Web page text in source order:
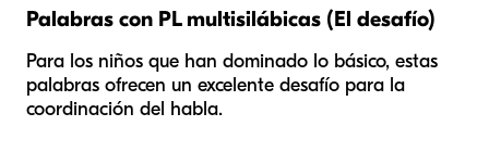
Palabras con PL multisilábicas (El desafío)
Para los niños que han dominado lo básico, estas
palabras ofrecen un excelente desafío para la
coordinación del habla.